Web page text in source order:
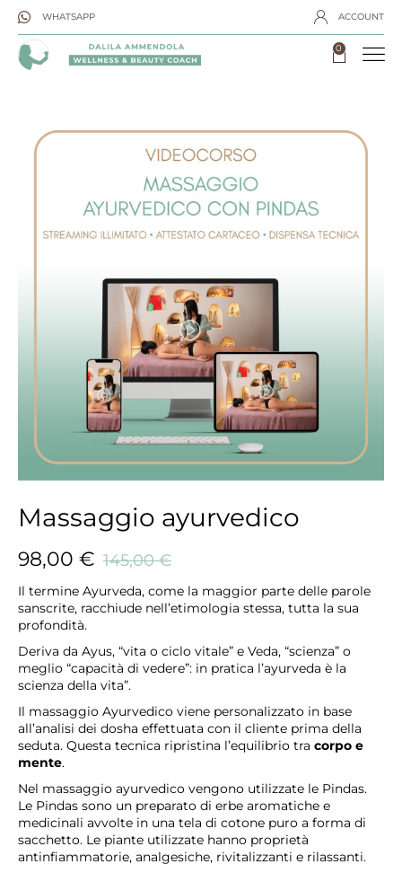
WHATSAPP ACCOUNT
0
Massaggio ayurvedico
145,00€
98,00 €
Il termine Ayurveda, come la maggior parte delle parole
sanscrite, racchiude nell’etimologia stessa, tutta la sua
profondità.
Deriva da Ayus, “vita o ciclo vitale” e Veda, “scienza” o
meglio “capacità di vedere”: in pratica l’ayurveda è la
scienza della vita”.
Il massaggio Ayurvedico viene personalizzato in base
all’analisi dei dosha effettuata con il cliente prima della
seduta. Questa tecnica ripristina l’equilibrio tra corpo e
mente.
Nel massaggio ayurvedico vengono utilizzate le Pindas.
Le Pindas sono un preparato di erbe aromatiche e
medicinali avvolte in una tela di cotone puro a forma di
sacchetto. Le piante utilizzate hanno proprietà
antinfiammatorie, analgesiche, rivitalizzanti e rilassanti.